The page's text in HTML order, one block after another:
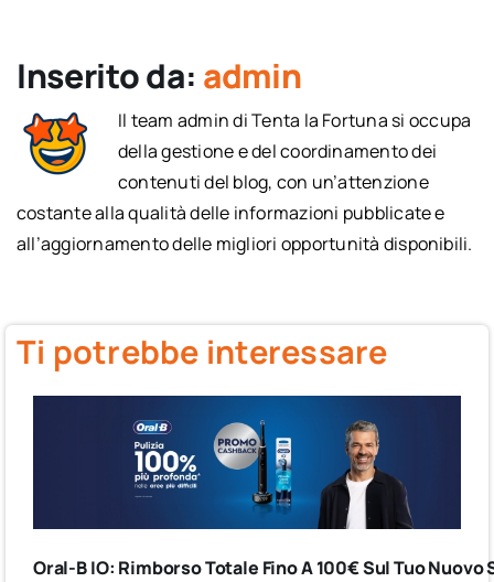
Inserito da: admin
Il team admin di Tenta la Fortuna si occupa
della gestione e del coordinamento dei
contenuti del blog, con un’attenzione
costante alla qualità delle informazioni pubblicate e
all’aggiornamento delle migliori opportunità disponibili.
Ti potrebbe interessare
Oral-B IO: Rimborso Totale Fino A 100€ Sul Tuo